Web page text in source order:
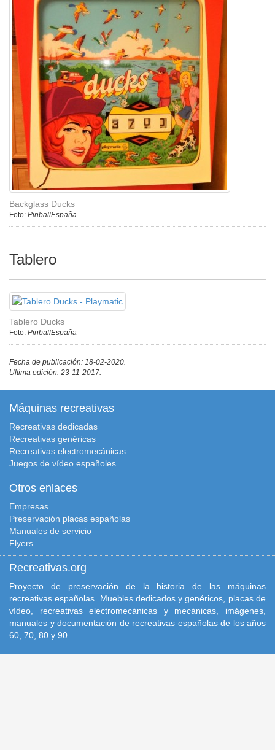
Backglass Ducks
Foto: PinballEspaña
Tablero
Tablero Ducks
Foto: PinballEspaña
Fecha de publicación: 18-02-2020.
Ultima edición: 23-11-2017.
Máquinas recreativas
Recreativas dedicadas
Recreativas genéricas
Recreativas electromecánicas
Juegos de vídeo españoles
Otros enlaces
Empresas
Preservación placas españolas
Manuales de servicio
Flyers
Recreativas.org
Proyecto de preservación de la historia de las máquinas
recreativas españolas. Muebles dedicados y genéricos, placas de
vídeo, recreativas electromecánicas y mecánicas, imágenes,
manuales y documentación de recreativas españolas de los años
60, 70, 80 y 90.